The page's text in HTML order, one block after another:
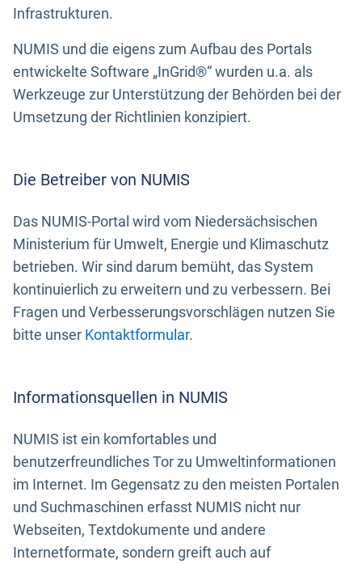
Infrastrukturen.
NUMIS und die eigens zum Aufbau des Portals
entwickelte Software „InGrid®“ wurden u.a. als
Werkzeuge zur Unterstützung der Behörden bei der
Umsetzung der Richtlinien konzipiert.
Die Betreiber von NUMIS
Das NUMIS-Portal wird vom Niedersächsischen
Ministerium für Umwelt, Energie und Klimaschutz
betrieben. Wir sind darum bemüht, das System
kontinuierlich zu erweitern und zu verbessern. Bei
Fragen und Verbesserungsvorschlägen nutzen Sie
bitte unser Kontaktformular.
Informationsquellen in NUMIS
NUMIS ist ein komfortables und
benutzerfreundliches Tor zu Umweltinformationen
im Internet. Im Gegensatz zu den meisten Portalen
und Suchmaschinen erfasst NUMIS nicht nur
Webseiten, Textdokumente und andere
Internetformate, sondern greift auch auf